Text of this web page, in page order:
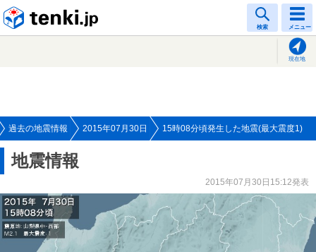
検索 メニュー
現在地
過去の地震情報 2015年07月30日 15時08分頃発生した地震(最大震度1)
地震情報
2015年07月30日15:12発表